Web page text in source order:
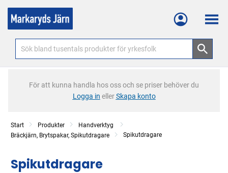
Meny
För att kunna handla hos oss och se priser behöver du
Logga in ellerSkapa konto
Start Produkter
Handverktyg
Bräckjärn, Brytspakar, Spikutdragare
Spikutdragare
Spikutdragare